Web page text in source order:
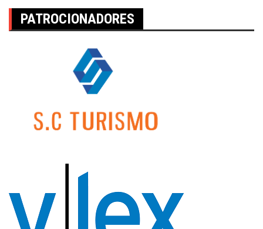
PATROCIONADORES